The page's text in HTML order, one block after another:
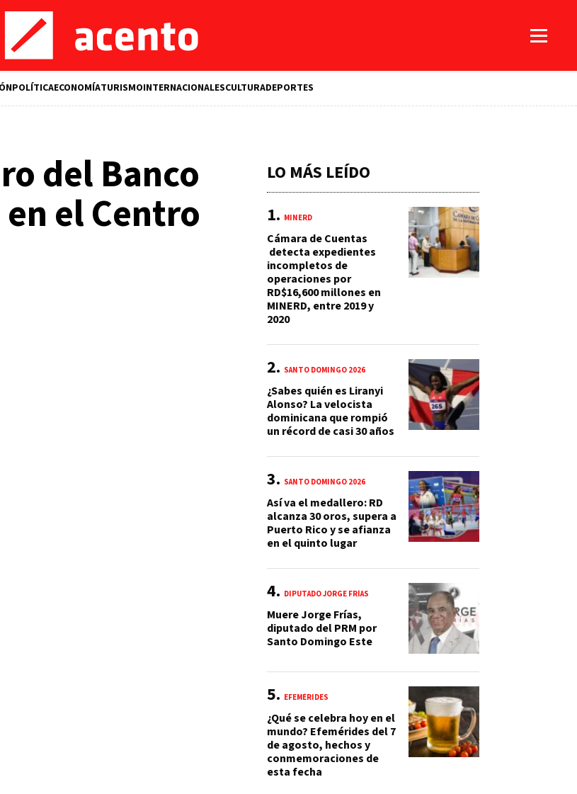
POLÍTICAECONOMÍATURISMOINTERNACIONALESCULTURADEPORTES
del Banco
el Centro
LO MÁS LEÍDO
MINERD
Cámara de Cuentas
detecta expedientes
incompletos de
operaciones por
RD$16,600 millones en
MINERD, entre 2019 y
2020
SANTO DOMINGO 2026
¿Sabes quién es Liranyi
Alonso? La velocista
dominicana que rompió
un récord de casi 30 años
SANTO DOMINGO 2026
Así va el medallero: RD
alcanza 30 oros, supera a
Puerto Rico y se afianza
en el quinto lugar
DIPUTADO JORGE FRÍAS
Muere Jorge Frías,
diputado del PRM por
Santo Domingo Este
EFEMÉRIDES
¿Qué se celebra hoy en el
mundo? Efemérides del 7
de agosto, hechos y
conmemoraciones de
esta fecha